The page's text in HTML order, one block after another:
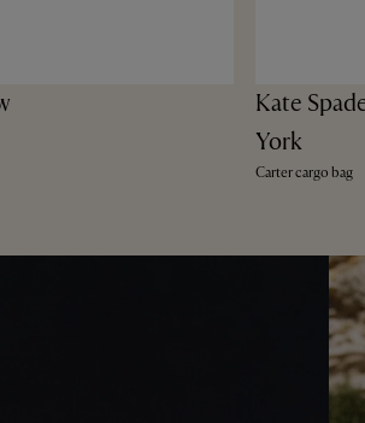
Kate
York
Carter cargo bag